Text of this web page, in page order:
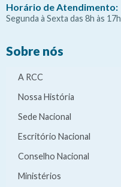
Horário de Atendimento:
Segunda à Sexta das 8h às 17h
Sobre nós
A RCC
Nossa História
Sede Nacional
Escritório Nacional
Conselho Nacional
Ministérios